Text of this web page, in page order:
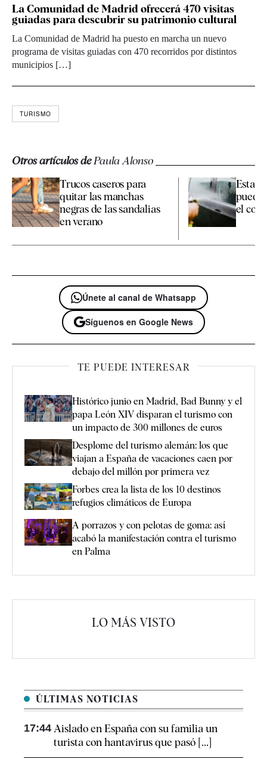
La Comunidad de Madrid ofrecerá 470 visitas
guiadas para descubrir su patrimonio cultural
La Comunidad de Madrid ha puesto en marcha un nuevo
programa de visitas guiadas con 470 recorridos por distintos
municipios […]
TURISMO
Otros artículos dePaula Alonso
Trucos caseros para
quitar las manchas
negras de las sandalias
en verano
Esta
el
Únete al canal de Whatsapp
Síguenos en Google News
TE PUEDE INTERESAR
Histórico junio en Madrid, Bad Bunny y el
papa León XIV disparan el turismo con
un impacto de 300 millones de euros
Desplome del turismo alemán: los que
viajan a España de vacaciones caen por
debajo del millón por primera vez
Forbes crea la lista de los 10 destinos
refugios climáticos de Europa
A porrazos y con pelotas de goma: así
acabó la manifestación contra el turismo
en Palma
LO MÁS VISTO
ÚLTIMAS NOTICIAS
17:44 Aislado en España con su familia un
turista con hantavirus que pasó [...]